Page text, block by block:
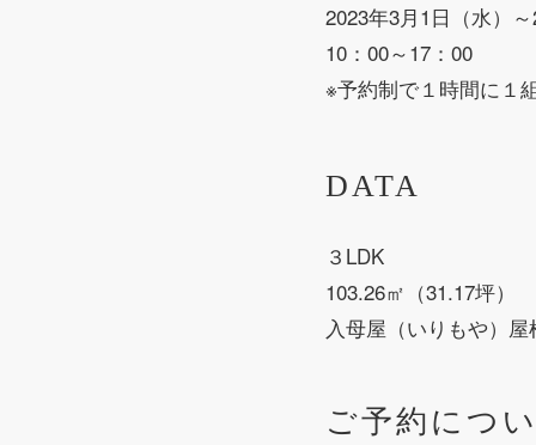
2023年3月1日（水）
10：00～17：00
※予約制で１時間に１
DATA
３LDK
103.26㎡（31.17坪）
入母屋（いりもや）
ご予約につ